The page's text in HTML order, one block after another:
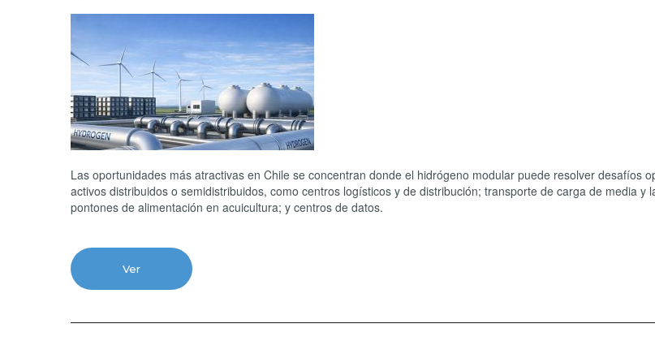
Las oportunidades más atractivas en Chile se concentran donde el hidrógeno modular puede resolver desafíos
activos distribuidos o semidistribuidos, como centros logísticos y de distribución; transporte de carga de media y
pontones de alimentación en acuicultura; y centros de datos.
Ver